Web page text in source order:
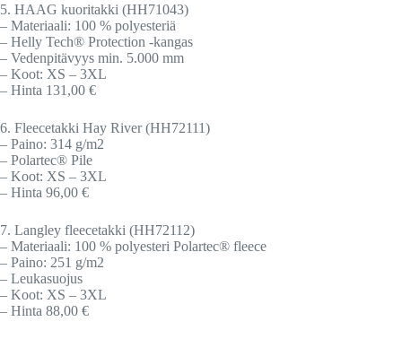
5. HAAG kuoritakki (HH71043)
– Materiaali: 100 % polyesteriä
– Helly Tech® Protection -kangas
– Vedenpitävyys min. 5.000 mm
– Koot: XS – 3XL
– Hinta 131,00 €
6. Fleecetakki Hay River (HH72111)
– Paino: 314 g/m2
– Polartec® Pile
– Koot: XS – 3XL
– Hinta 96,00 €
7. Langley fleecetakki (HH72112)
– Materiaali: 100 % polyesteri Polartec® fleece
– Paino: 251 g/m2
– Leukasuojus
– Koot: XS – 3XL
– Hinta 88,00 €